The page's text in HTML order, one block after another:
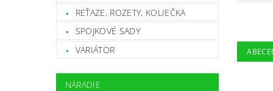
REŤAZE, ROZETY, KOLIEČKA
SPOJKOVÉ SADY
VARIÁTOR
NÁRADIE